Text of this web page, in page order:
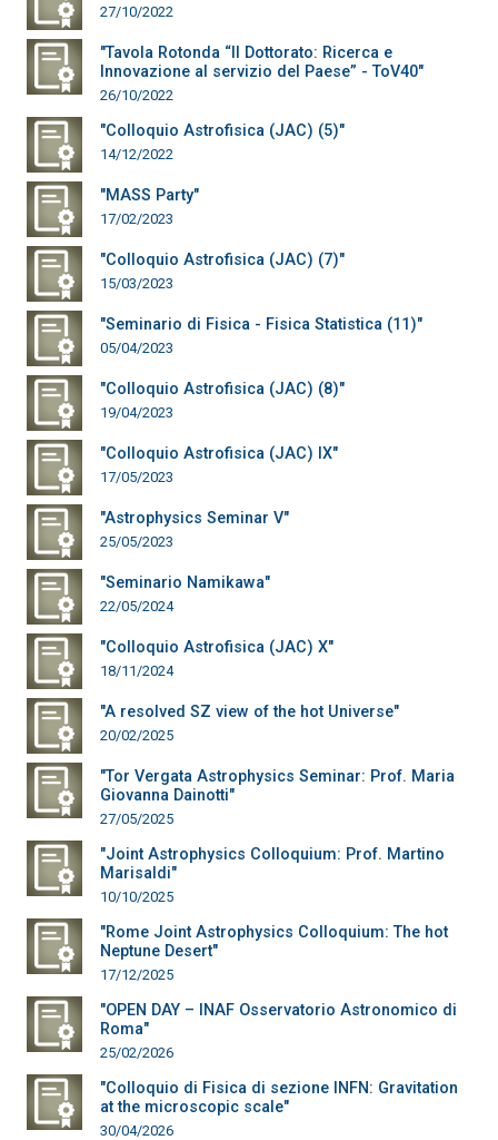
27/10/2022
"Tavola Rotonda “Il Dottorato: Ricerca e
Innovazione al servizio del Paese” - ToV40"
26/10/2022
"Colloquio Astrofisica (JAC) (5)"
14/12/2022
"MASS Party"
17/02/2023
"Colloquio Astrofisica (JAC) (7)"
15/03/2023
"Seminario di Fisica - Fisica Statistica (11)"
05/04/2023
"Colloquio Astrofisica (JAC) (8)"
19/04/2023
"Colloquio Astrofisica (JAC) IX"
17/05/2023
"Astrophysics Seminar V"
25/05/2023
"Seminario Namikawa"
22/05/2024
"Colloquio Astrofisica (JAC) X"
18/11/2024
"A resolved SZ view of the hot Universe"
20/02/2025
"Tor Vergata Astrophysics Seminar: Prof. Maria
Giovanna Dainotti"
27/05/2025
"Joint Astrophysics Colloquium: Prof. Martino
Marisaldi"
10/10/2025
"Rome Joint Astrophysics Colloquium: The hot
Neptune Desert"
17/12/2025
"OPEN DAY – INAF Osservatorio Astronomico di
Roma"
25/02/2026
"Colloquio di Fisica di sezione INFN: Gravitation
at the microscopic scale"
30/04/2026